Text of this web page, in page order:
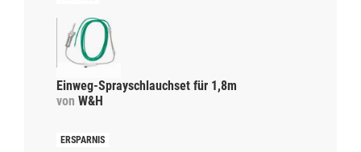
Einweg-Sprayschlauchset für 1,8m
von W&H